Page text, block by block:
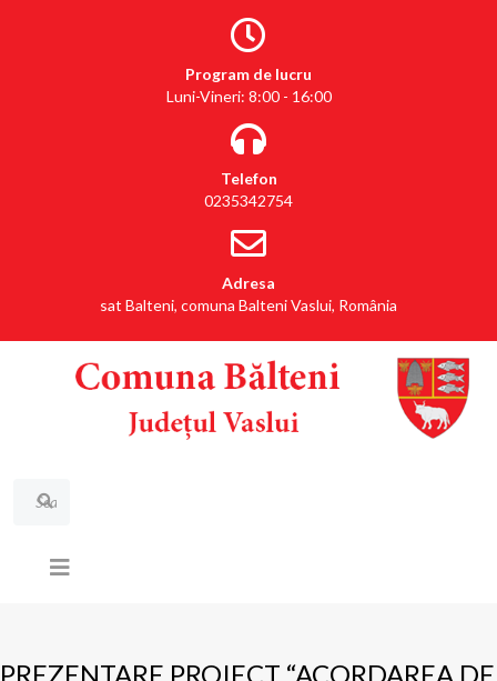
Program de lucru
Luni-Vineri: 8:00 - 16:00
Telefon
0235342754
Adresa
sat Balteni, comuna Balteni Vaslui, România
PREZENTARE PROIECT “ACORDAREA DE